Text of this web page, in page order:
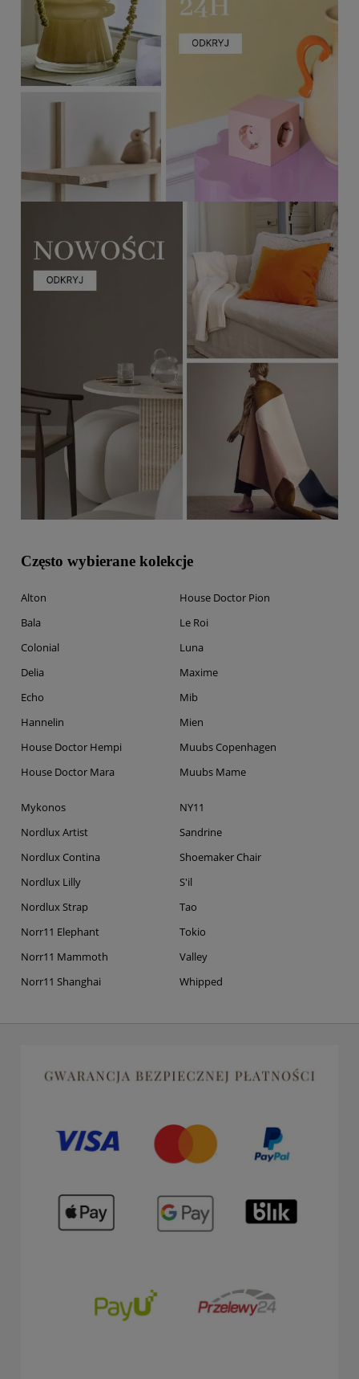
Często wybierane kolekcje
Alton
Bala
Colonial
Delia
Echo
Hannelin
House Doctor Hempi
House Doctor Mara
House Doctor Pion
Le Roi
Luna
Maxime
Mib
Mien
Muubs Copenhagen
Muubs Mame
Mykonos
Nordlux Artist
Nordlux Contina
Nordlux Lilly
Nordlux Strap
Norr11 Elephant
Norr11 Mammoth
Norr11 Shanghai
NY11
Sandrine
Shoemaker Chair
S'il
Tao
Tokio
Valley
Whipped